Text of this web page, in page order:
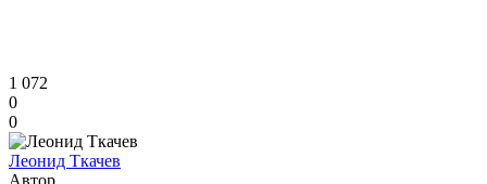
1 072
0
0
Леонид Ткачев
Автор